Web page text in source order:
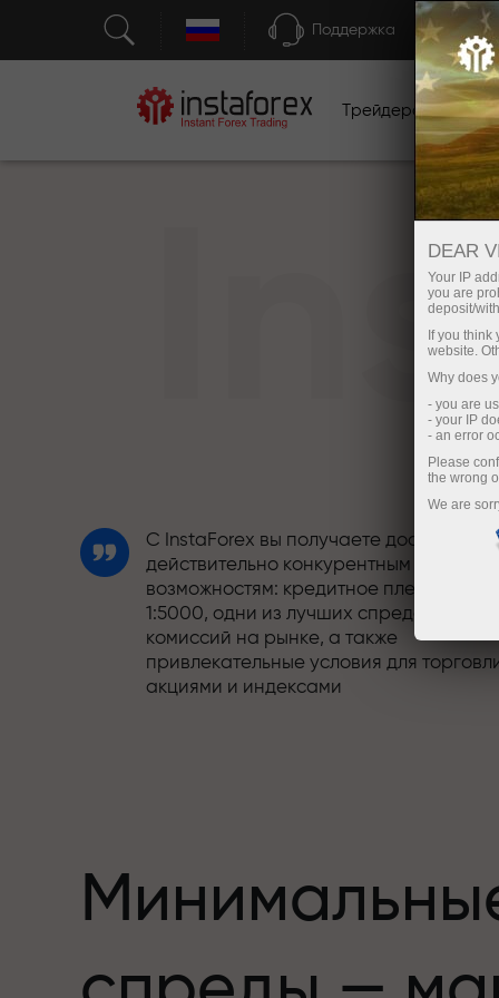
Поддержка
Трейдерам
С InstaForex вы получаете доступ к
действительно конкурентным
возможностям: кредитное плечо до
1:5000, одни из лучших спредов и
комиссий на рынке, а также
привлекательные условия для
акциями и индексами
предложениями
Лопрайс привносит элементы драйва
DEAR
Your IP
you are
deposit/
If you
website.
Why does
- you are
- your IP
- an error
Please
the wrong
We are